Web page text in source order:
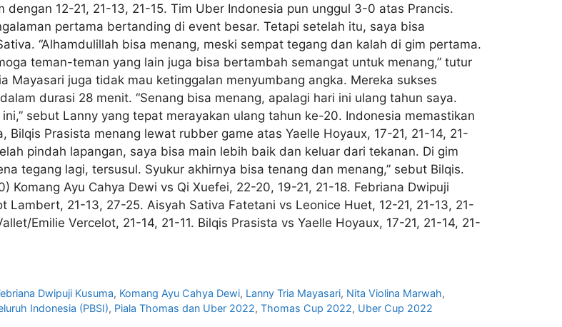
12-21, 21-13, 21-15. Tim Uber Indonesia pun unggul 3-0 atas Prancis.
pertama bertanding di event besar. Tetapi setelah itu, saya bisa
“Alhamdulillah bisa menang, meski sempat tegang dan kalah di gim pertama.
teman-teman yang lain juga bisa bertambah semangat untuk menang,” tutur
Mayasari juga tidak mau ketinggalan menyumbang angka. Mereka sukses
durasi 28 menit. “Senang bisa menang, apalagi hari ini ulang tahun saya.
sebut Lanny yang tepat merayakan ulang tahun ke-20. Indonesia memastikan
Prasista menang lewat rubber game atas Yaelle Hoyaux, 17-21, 21-14, 21-
pindah lapangan, saya bisa main lebih baik dan keluar dari tekanan. Di gim
tegang lagi, tersusul. Syukur akhirnya bisa tenang dan menang,” sebut Bilqis.
Ayu Cahya Dewi vs Qi Xuefei, 22-20, 19-21, 21-18. Febriana Dwipuji
Lambert, 21-13, 27-25. Aisyah Sativa Fatetani vs Leonice Huet, 12-21, 21-13, 21-
Emilie Vercelot, 21-14, 21-11. Bilqis Prasista vs Yaelle Hoyaux, 17-21, 21-14, 21-
Dwipuji Kusuma, Komang Ayu Cahya Dewi, Lanny Tria Mayasari, Nita Violina Marwah,
Indonesia (PBSI), Piala Thomas dan Uber 2022, Thomas Cup 2022, Uber Cup 2022